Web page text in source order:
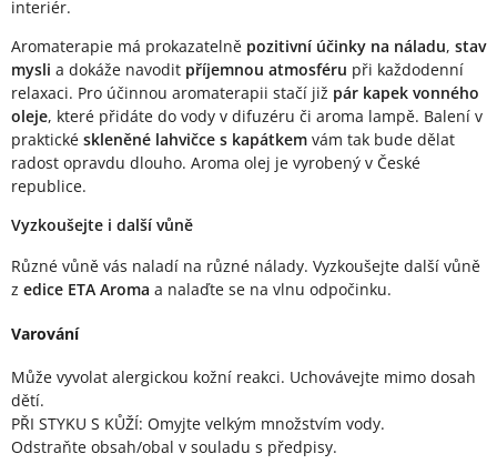
interiér.
Aromaterapie má prokazatelně pozitivní účinky na náladu, stav
mysli a dokáže navodit příjemnou atmosféru při každodenní
relaxaci. Pro účinnou aromaterapii stačí již pár kapek vonného
oleje, které přidáte do vody v difuzéru či aroma lampě. Balení v
praktické skleněné lahvičce s kapátkem vám tak bude dělat
radost opravdu dlouho. Aroma olej je vyrobený v České
republice.
Vyzkoušejte i další vůně
Různé vůně vás naladí na různé nálady. Vyzkoušejte další vůně
z edice ETA Aroma a nalaďte se na vlnu odpočinku.
Varování
Může vyvolat alergickou kožní reakci. Uchovávejte mimo dosah
dětí.
PŘI STYKU S KŮŽÍ: Omyjte velkým množstvím vody.
Odstraňte obsah/obal v souladu s předpisy.